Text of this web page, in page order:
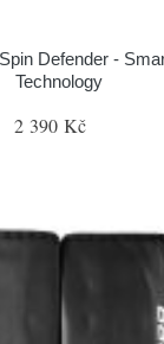
Defender -
Technology
2 390 Kč